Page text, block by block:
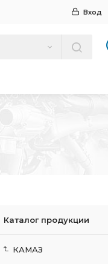
Вход
Каталог продукции
КАМАЗ